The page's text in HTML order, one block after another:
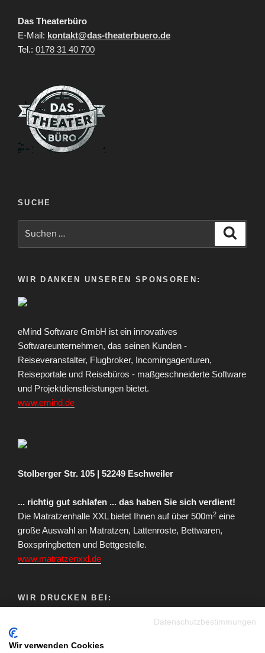
Das Theaterbüro
E-Mail: kontakt@das-theaterbuero.de
Tel.: 0178 31 40 700
SUCHE
WIR DANKEN UNSEREN SPONSOREN:
eMind Software GmbH ist ein innovatives
Softwareunternehmen, das seinen Kunden -
Reiseveranstalter, Flugbroker, Incomingagenturen,
Reiseportale und Reisebüros - maßgeschneiderte Software
und Projektdienstleistungen bietet.
www.emind.de
Stolberger Str. 105 | 52249 Eschweiler
... richtig gut schlafen ... das haben Sie sich verdient!
Die Matratzenhalle XXL bietet Ihnen auf über 500m2 eine
große Auswahl an Matratzen, Lattenroste, Bettwaren,
Boxspringbetten und Bettgestelle.
www.matratzenxxl.de
WIR DRUCKEN BEI:
Datenschutzbestimmungen
Wir verwenden Cookies